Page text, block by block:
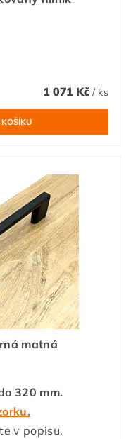
1 071 Kč / ks
matná
320 mm.
v popisu.